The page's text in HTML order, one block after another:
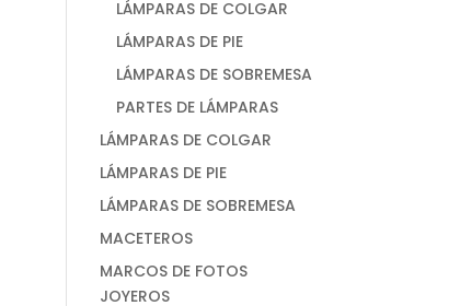
LÁMPARAS DE COLGAR
LÁMPARAS DE PIE
LÁMPARAS DE SOBREMESA
PARTES DE LÁMPARAS
LÁMPARAS DE COLGAR
LÁMPARAS DE PIE
LÁMPARAS DE SOBREMESA
MACETEROS
MARCOS DE FOTOS
JOYEROS